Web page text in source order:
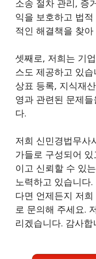
소송 절차 관리, 증
익을 보호하고 법
적인 해결책을 찾아
셋째로, 저희는 기
스도 제공하고 있
상표 등록, 지식재
영과 관련된 문제
다.
저희 신민경법무사
가들로 구성되어
이고 신뢰할 수 있
노력하고 있습니다
다면 언제든지 저
로 문의해 주세요.
리겠습니다. 감사합